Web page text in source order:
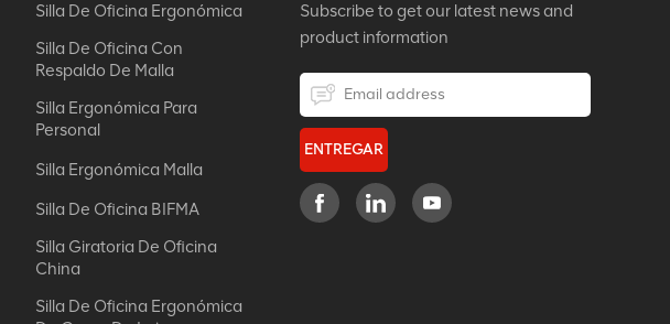
Silla De Oficina Ergonómica
Silla De Oficina Con
Respaldo De Malla
Silla Ergonómica Para
Personal
Silla Ergonómica Malla
Silla De Oficina BIFMA
Silla Giratoria De Oficina
China
Silla De Oficina Ergonómica
Subscribe to get our latest news and
product information
ENTREGAR